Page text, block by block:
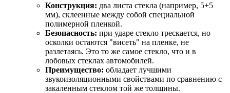
Конструкция: два листа стекла (например, 5+5
мм), склеенные между собой специальной
полимерной пленкой.
Безопасность: при ударе стекло трескается, но
осколки остаются "висеть" на пленке, не
разлетаясь. Это то же самое стекло, что и в
лобовых стеклах автомобилей.
Преимущество: обладает лучшими
звукоизоляционными свойствами по сравнению с
закаленным стеклом той же толщины.